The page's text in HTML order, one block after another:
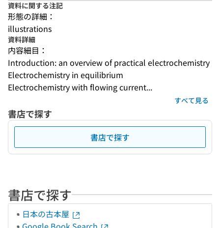
資料に関する注記
形態の詳細：
illustrations
資料詳細
内容細目：
Introduction: an overview of practical electrochemistry
Electrochemistry in equilibrium
Electrochemistry with flowing current...
すべて見る
書店で探す
書店で探す
書店で探す
日本の古本屋